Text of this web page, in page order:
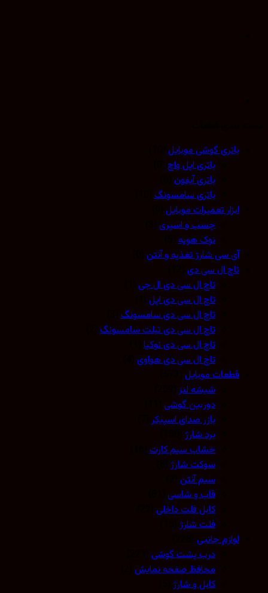
باتری گوشی موبایل(10)
باتری اپل واچ(0)
باتری آیفون(0)
باتری سامسونگ(10)
ابزار تعمیرات موبایل(9)
چسب و اسپری(3)
نوک هویه(5)
آی سی شارژ تغذیه و آنتن(0)
تاچ ال سی دی(12)
تاچ ال سی دی ال جی(1)
تاچ ال سی دی اپل(1)
تاچ ال سی دی سامسونگ(3)
تاچ ال سی دی تبلت سامسونگ(2)
تاچ ال سی دی نوکیا (1)
تاچ ال سی دی هواوی(4)
قطعات موبایل(573)
شیشه لنز(259)
دوربین گوشی(11)
بازر صدای اسپیکر(7)
برد شارژ(150)
خشاب سیم کارت(16)
سوکت شارژ(8)
سیم آنتن(3)
قاب و شاسی(81)
کابل فلت داخلی(22)
فلت شارژ(16)
لوازم جانبی(228)
درب پشت گوشی(221)
محافظ صفحه نمایش(2)
کابل و شارژ(5)